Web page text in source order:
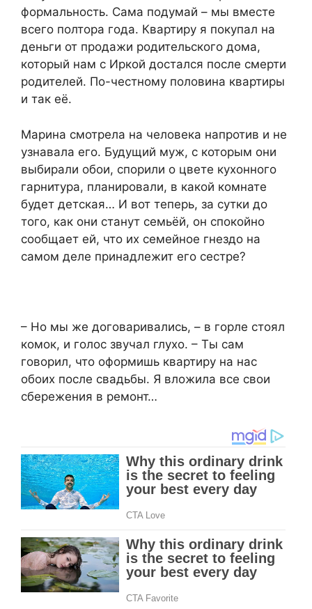
формальность. Сама подумай – мы вместе
всего полтора года. Квартиру я покупал на
деньги от продажи родительского дома,
который нам с Иркой достался после смерти
родителей. По-честному половина квартиры
и так её.
Марина смотрела на человека напротив и не
узнавала его. Будущий муж, с которым они
выбирали обои, спорили о цвете кухонного
гарнитура, планировали, в какой комнате
будет детская… И вот теперь, за сутки до
того, как они станут семьёй, он спокойно
сообщает ей, что их семейное гнездо на
самом деле принадлежит его сестре?
– Но мы же договаривались, – в горле стоял
комок, и голос звучал глухо. – Ты сам
говорил, что оформишь квартиру на нас
обоих после свадьбы. Я вложила все свои
сбережения в ремонт…